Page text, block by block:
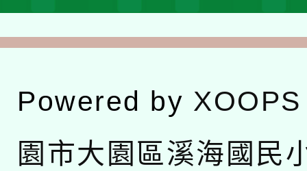
Powered by XOOPS
園市大園區溪海國民